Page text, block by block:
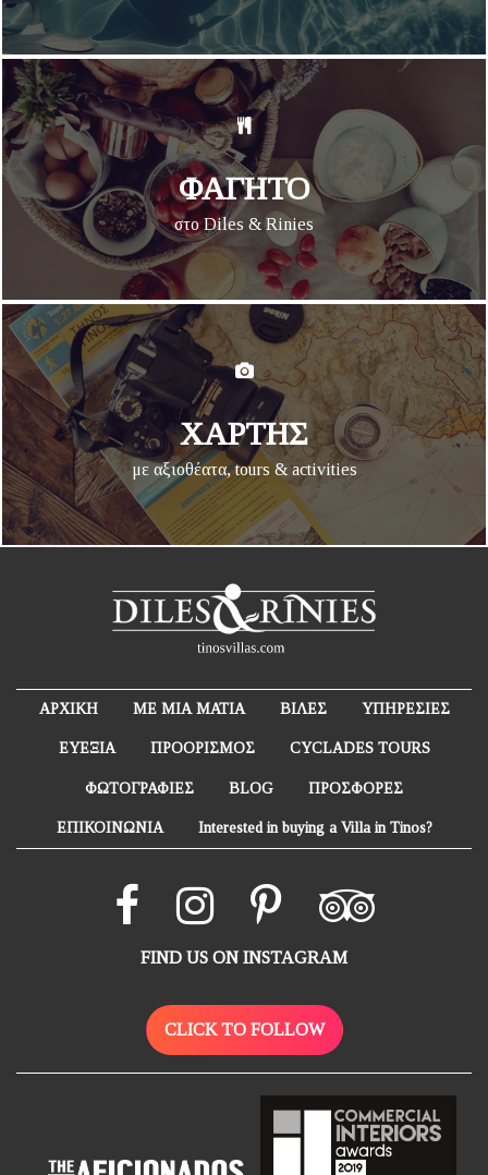
ΦΑΓΗΤΟ
στο Diles & Rinies
ΧΑΡΤΗΣ
με αξιοθέατα, tours & activities
ΑΡΧΙΚΗ ΜΕ ΜΙΑ ΜΑΤΙΑ ΒΙΛΕΣ ΥΠΗΡΕΣΙΕΣ
ΕΥΕΞΙΑ ΠΡΟΟΡΙΣΜΟΣ CYCLADES TOURS
ΦΩΤΟΓΡΑΦΙΕΣ BLOG ΠΡΟΣΦΟΡΕΣ
ΕΠΙΚΟΙΝΩΝΙΑ Interested in buying a Villa in Tinos?
FIND US ON INSTAGRAM
CLICK TO FOLLOW